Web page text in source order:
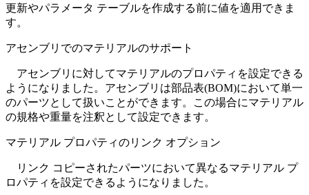
更新やパラメータ テーブルを作成する前に値を適用できま
す。
アセンブリでのマテリアルのサポート
アセンブリに対してマテリアルのプロパティを設定できる
ようになりました。アセンブリは部品表(BOM)において単一
のパーツとして扱いことができます。この場合にマテリアル
の規格や重量を注釈として設定できます。
マテリアル プロパティのリンク オプション
リンク コピーされたパーツにおいて異なるマテリアル プ
ロパティを設定できるようになりました。